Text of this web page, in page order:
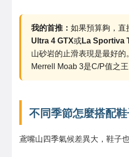
我的首推： 如果預算夠，直
Ultra 4 GTX或La Sportiva
山砂岩的止滑表現是最好的
Merrell Moab 3是C/P值之王
不同季節怎麼搭配鞋
鳶嘴山四季氣候差異大，鞋子